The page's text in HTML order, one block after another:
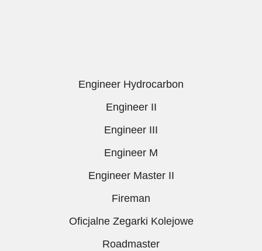
Engineer Hydrocarbon
Engineer II
Engineer III
Engineer M
Engineer Master II
Fireman
Oficjalne Zegarki Kolejowe
Roadmaster